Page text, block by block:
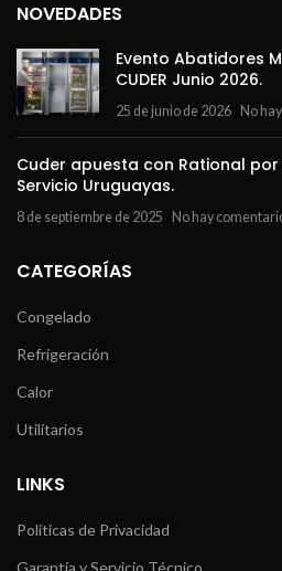
NOVEDADES
Evento Abatidores
CUDER Junio 2026.
25 de junio de 2026 No
Cuder apuesta con Rational
Servicio Uruguayas.
8 de septiembre de 2025 No hay
CATEGORÍAS
Congelado
Refrigeración
Calor
Utilitarios
LINKS
Políticas de Privacidad
Garantía y Servicio Técnico